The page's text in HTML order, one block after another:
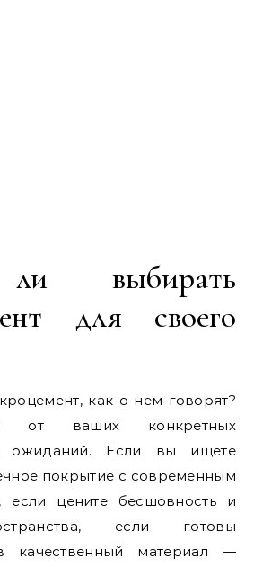
выбирать
для своего
как о нем говорят?
от ваших конкретных
ожиданий. Если вы ищете
покрытие с современным
цените бесшовность и
если готовы
качественный материал —